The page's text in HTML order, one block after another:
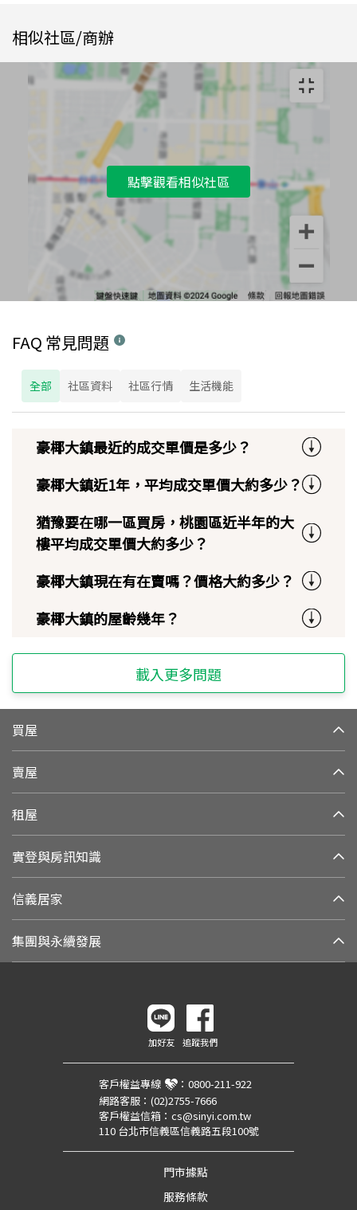
相似社區/商辦
點擊觀看相似社區
FAQ 常見問題
全部 社區資料 社區行情 生活機能
豪椰大鎮最近的成交單價是多少？
豪椰大鎮近1年，平均成交單價大約多少？
猶豫要在哪一區買房，桃園區近半年的大
樓平均成交單價大約多少？
豪椰大鎮現在有在賣嗎？價格大約多少？
豪椰大鎮的屋齡幾年？
載入更多問題
買屋
賣屋
租屋
實登與房訊知識
信義居家
集團與永續發展
加好友 追蹤我們
客戶權益專線 ： 0800-211-922
網路客服： (02)2755-7666
客戶權益信箱： cs@sinyi.com.tw
110 台北市信義區信義路五段100號
門市據點
服務條款